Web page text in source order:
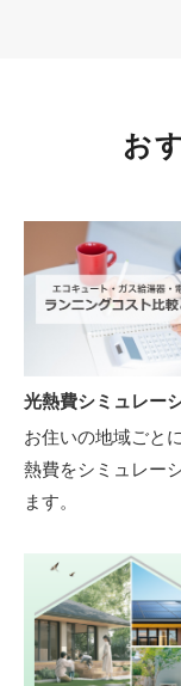
お
光熱費シミュレー
お住いの地域ごと
熱費をシミュレー
ます。